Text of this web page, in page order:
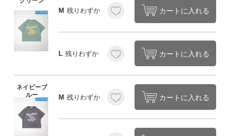
M 残りわずか カートに入れる
L 残りわずか カートに入れる
ネイビーブ
ルー
M 残りわずか カートに入れる